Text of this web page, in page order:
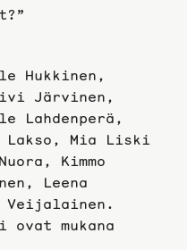
Hukkinen,
Järvinen,
Lahdenperä,
Mia Liski
Kimmo
Leena
Veijalainen.
ovat mukana